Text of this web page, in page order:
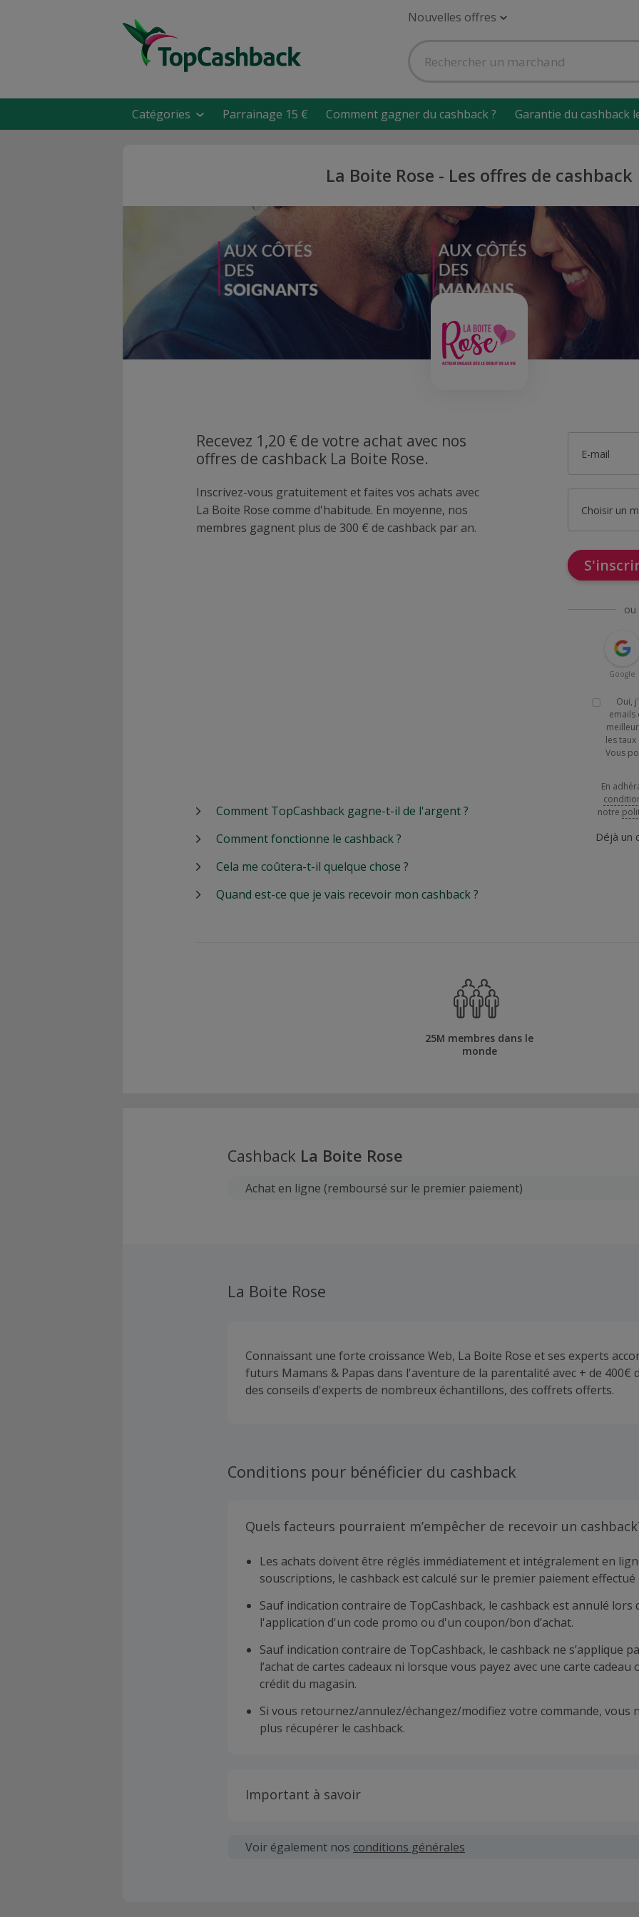
Nouvelles offres
Catégories Parrainage 15 € Comment gagner du cashback ? Garantie du cashback
La Boite Rose - Les offres de cashback
Recevez 1,20 € de votre achat avec nos
offres de cashback La Boite Rose.
Inscrivez-vous gratuitement et faites vos achats avec
La Boite Rose comme d'habitude. En moyenne, nos
membres gagnent plus de 300 € de cashback par an.
E-mail
Choisir un
ou
Google
Oui,
emails
les
Vous
En
notre
Déjà un
Comment TopCashback gagne-t-il de l'argent ?
Comment fonctionne le cashback ?
Cela me coûtera-t-il quelque chose ?
Quand est-ce que je vais recevoir mon cashback ?
25M membres dans le
monde
Cashback La Boite Rose
Achat en ligne (remboursé sur le premier paiement)
La Boite Rose
Connaissant une forte croissance Web, La Boite Rose et ses experts
futurs Mamans & Papas dans l'aventure de la parentalité avec + de 400€
des conseils d'experts de nombreux échantillons, des coffrets offerts.
Conditions pour bénéficier du cashback
Quels facteurs pourraient m’empêcher de recevoir un
Les achats doivent être réglés immédiatement et intégralement en
souscriptions, le cashback est calculé sur le premier paiement effectué
Sauf indication contraire de TopCashback, le cashback est annulé lors
l'application d'un code promo ou d'un coupon/bon d’achat.
Sauf indication contraire de TopCashback, le cashback ne s’applique
l’achat de cartes cadeaux ni lorsque vous payez avec une carte cadeau
crédit du magasin.
Si vous retournez/annulez/échangez/modifiez votre commande, vous
plus récupérer le cashback.
Important à savoir
soumises au plus tard dans les 100 jours qui suivent la date d'achat.
Voir également nos conditions générales